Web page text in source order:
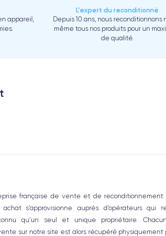
appareil,
L'expert du reconditionné
Depuis 10 ans, nous reconditionnons
même tous nos produits pour un
de qualité.
française de vente et de reconditionnement
s’approvisionne auprès d’opérateurs qui
qu’un seul et unique propriétaire.
sur notre site est alors récupéré physiquement